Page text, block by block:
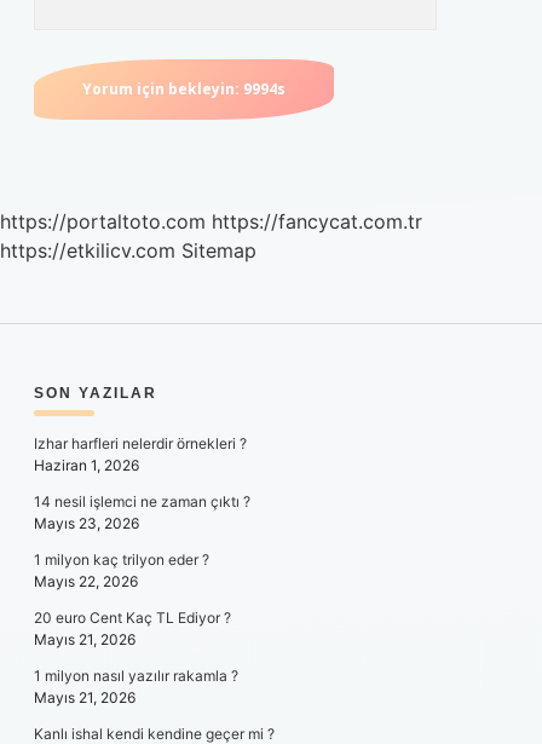
https://portaltoto.com https://fancycat.com.tr
https://etkilicv.com Sitemap
SIDEBAR
SON YAZILAR
Izhar harfleri nelerdir örnekleri ?
Haziran 1, 2026
14 nesil işlemci ne zaman çıktı ?
Mayıs 23, 2026
1 milyon kaç trilyon eder ?
Mayıs 22, 2026
20 euro Cent Kaç TL Ediyor ?
Mayıs 21, 2026
1 milyon nasıl yazılır rakamla ?
Mayıs 21, 2026
Kanlı ishal kendi kendine geçer mi ?